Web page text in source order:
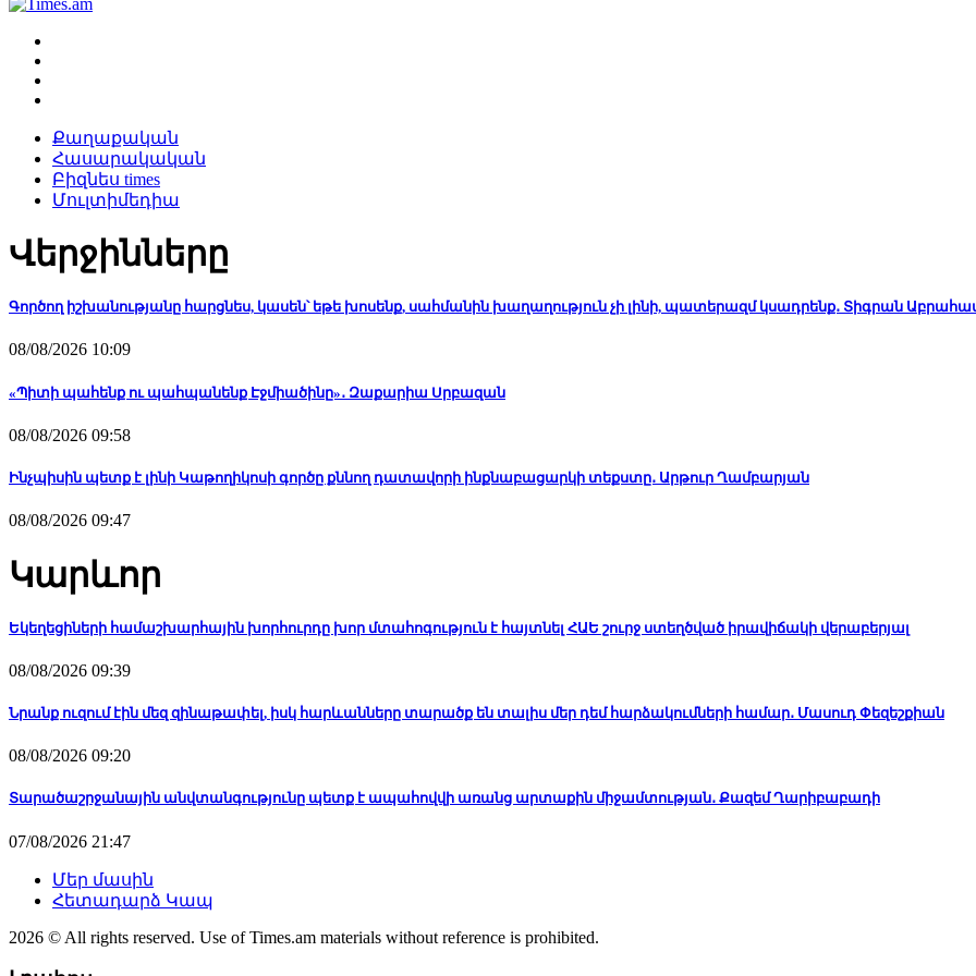
Քաղաքական
Հասարակական
Բիզնես times
Մուլտիմեդիա
Վերջինները
Գործող իշխանությանը հարցնես, կասեն՝ եթե խոսենք, սահմանին խաղաղություն չի լինի, պատերազմ կսադրենք․ Տիգրան
08/08/2026 10:09
«Պիտի պահենք ու պահպանենք Էջմիածինը»․ Զաքարիա Սրբազան
08/08/2026 09:58
Ինչպիսին պետք է լինի Կաթողիկոսի գործը քննող դատավորի ինքնաբացարկի տեքստը․ Արթուր Ղամբարյան
08/08/2026 09:47
Կարևոր
Եկեղեցիների համաշխարհային խորհուրդը խոր մտահոգություն է հայտնել ՀԱԵ շուրջ ստեղծված իրավիճակի վերաբերյալ
08/08/2026 09:39
Նրանք ուզում էին մեզ զինաթափել, իսկ հարևանները տարածք են տալիս մեր դեմ հարձակումների համար․ Մասուդ Փեզեշքիան
08/08/2026 09:20
Տարածաշրջանային անվտանգությունը պետք է ապահովվի առանց արտաքին միջամտության․ Քազեմ Ղարիբաբադի
07/08/2026 21:47
Մեր մասին
Հետադարձ Կապ
2026 © All rights reserved. Use of Times.am materials without reference is prohibited.